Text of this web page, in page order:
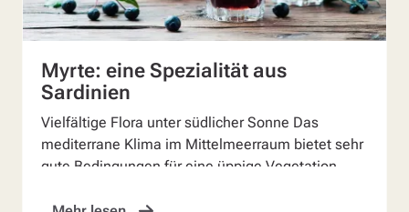
Myrte: eine Spezialität aus
Sardinien
Vielfältige Flora unter südlicher Sonne Das
mediterrane Klima im Mittelmeerraum bietet sehr
gute Bedingungen für eine üppige Vegetation.